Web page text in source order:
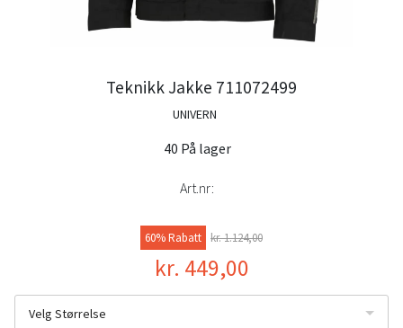
Teknikk Jakke 711072499
UNIVERN
40 På lager
Art.nr:
60% Rabatt kr. 1.124,00
kr. 449,00
Velg Størrelse